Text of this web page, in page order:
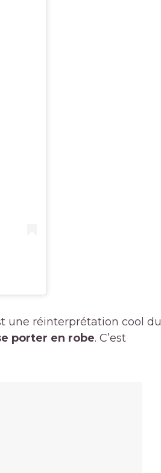
une réinterprétation cool du
porter en robe. C’est